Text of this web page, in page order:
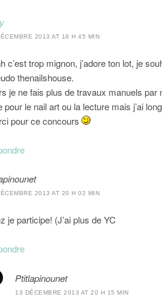
2013 AT 18 H 45 MIN
c’est trop mignon, j’adore ton lot, je
thenailshouse.
je ne fais plus de travaux manuels par
pour le nail art ou la lecture mais j’ai
pour ce concours
2013 AT 20 H 02 MIN
je participe! (J’ai plus de YC
Ptitlapinounet
13 DÉCEMBRE 2013 AT 20 H 15 MIN